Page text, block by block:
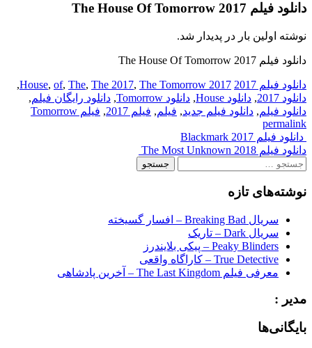
دانلود فیلم The House Of Tomorrow 2017
نوشته اولین بار در پدیدار شد.
دانلود فیلم The House Of Tomorrow 2017
دانلود فیلم 2017 2017 House
, of, The, The 2017, The Tomorrow
,
دانلود 2017
, دانلود House , دانلود Tomorrow , دانلود رایگان فیلم,
دانلود فیلم, دانلود فیلم جدید, فیلم, فیلم 2017 , فیلم Tomorrow
permalink
Post
navigation
دانلود فیلم Blackmark 2017
دانلود فیلم The Most Unknown 2018
جستجو
نوشته‌های تازه
سریال Breaking Bad – افسار گسیخته
سریال Dark – تاریک
Peaky Blinders – پیکی بلایندرز
True Detective – کاراگاه واقعی
معرفی فیلم The Last Kingdom – آخرین پادشاهی
مدیر :
بایگانی‌ها